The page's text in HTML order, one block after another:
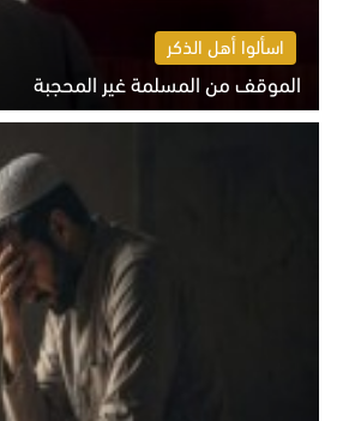
اسألوا أهل الذكر
الموقف من المسلمة غير المحجبة
الخميس 6 أغسطس 2026 10:45 ص